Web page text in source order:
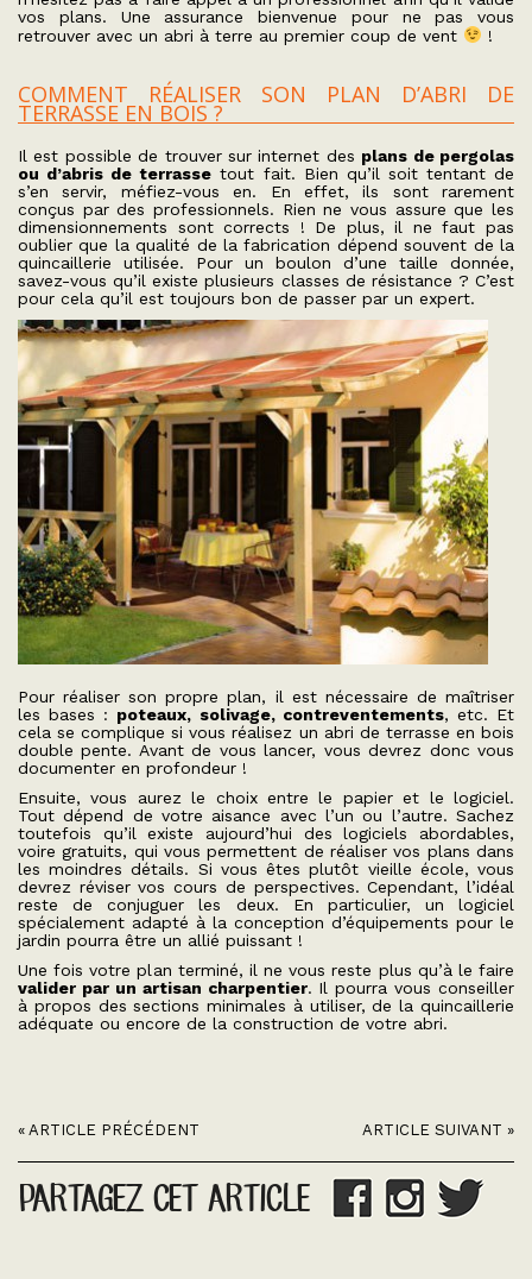
vos plans. Une assurance bienvenue pour ne pas vous
retrouver avec un abri à terre au premier coup de vent
!
COMMENT RÉALISER SON PLAN D’ABRI DE
TERRASSE EN BOIS ?
Il est possible de trouver sur internet des plans de pergolas
ou d’abris de terrasse tout fait. Bien qu’il soit tentant de
s’en servir, méfiez-vous en. En effet, ils sont rarement
conçus par des professionnels. Rien ne vous assure que les
dimensionnements sont corrects ! De plus, il ne faut pas
oublier que la qualité de la fabrication dépend souvent de la
quincaillerie utilisée. Pour un boulon d’une taille donnée,
savez-vous qu’il existe plusieurs classes de résistance ? C’est
pour cela qu’il est toujours bon de passer par un expert.
Pour réaliser son propre plan, il est nécessaire de maîtriser
les bases : poteaux, solivage, contreventements, etc. Et
cela se complique si vous réalisez un abri de terrasse en bois
double pente. Avant de vous lancer, vous devrez donc vous
documenter en profondeur !
Ensuite, vous aurez le choix entre le papier et le logiciel.
Tout dépend de votre aisance avec l’un ou l’autre. Sachez
toutefois qu’il existe aujourd’hui des logiciels abordables,
voire gratuits, qui vous permettent de réaliser vos plans dans
les moindres détails. Si vous êtes plutôt vieille école, vous
devrez réviser vos cours de perspectives. Cependant, l’idéal
reste de conjuguer les deux. En particulier, un logiciel
spécialement adapté à la conception d’équipements pour le
jardin pourra être un allié puissant !
Une fois votre plan terminé, il ne vous reste plus qu’à le faire
valider par un artisan charpentier. Il pourra vous conseiller
à propos des sections minimales à utiliser, de la quincaillerie
adéquate ou encore de la construction de votre abri.
« ARTICLE PRÉCÉDENT ARTICLE SUIVANT »
PARTAGEZ CET ARTICLE